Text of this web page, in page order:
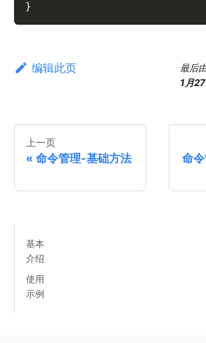
}
编辑此页 最后
1月
上一页
命令管理-基础方法 命
基本
介绍
使用
示例